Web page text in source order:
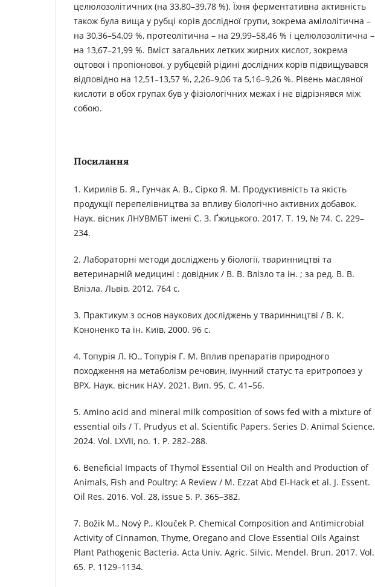
целюлозолітичних (на 33,80–39,78 %). Їхня ферментативна активність
також була вища у рубці корів дослідної групи, зокрема амілолітична –
на 30,36–54,09 %, протеолітична – на 29,99–58,46 % і целюлозолітична –
на 13,67–21,99 %. Вміст загальних летких жирних кислот, зокрема
оцтової і пропіонової, у рубцевій рідині дослідних корів підвищувався
відповідно на 12,51–13,57 %, 2,26–9,06 та 5,16–9,26 %. Рівень масляної
кислоти в обох групах був у фізіологічних межах і не відрізнявся між
собою.
Посилання
1. Кирилів Б. Я., Гунчак А. В., Сірко Я. М. Продуктивність та якість
продукції перепелівництва за впливу біологічно активних добавок.
Наук. вісник ЛНУВМБТ імені С. З. Ґжицького. 2017. Т. 19, № 74. С. 229–
234.
2. Лабораторні методи досліджень у біології, тваринництві та
ветеринарній медицині : довідник / В. В. Влізло та ін. ; за ред. В. В.
Влізла. Львів, 2012. 764 с.
3. Практикум з основ наукових досліджень у тваринництві / В. К.
Кононенко та ін. Київ, 2000. 96 с.
4. Топурія Л. Ю., Топурія Г. М. Вплив препаратів природного
походження на метаболізм речовин, імунний статус та еритропоез у
ВРХ. Наук. вісник НАУ. 2021. Вип. 95. С. 41–56.
5. Amino acid and mineral milk composition of sows fed with a mixture of
essential oils / T. Prudyus et al. Scientific Papers. Series D. Animal Science.
2024. Vol. LXVII, no. 1. Р. 282–288.
6. Beneficial Impacts of Thymol Essential Oil on Health and Production of
Animals, Fish and Poultry: A Review / M. Ezzat Abd El-Hack et al. J. Essent.
Oil Res. 2016. Vol. 28, issue 5. P. 365–382.
7. Božik M., Nový P., Klouček P. Chemical Composition and Antimicrobial
Activity of Cinnamon, Thyme, Oregano and Clove Essential Oils Against
Plant Pathogenic Bacteria. Acta Univ. Agric. Silvic. Mendel. Brun. 2017. Vol.
65. P. 1129–1134.